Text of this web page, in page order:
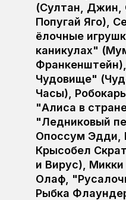
(Султан, Джин,
Попугай Яго),
ёлочные
каникулах"
Чудовище"
Часы),
"Алиса в
"Ледниковый
Опоссум Эдди,
Крысобел
и Вирус),
Олаф,
Рыбка